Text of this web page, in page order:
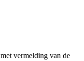
met vermelding van de